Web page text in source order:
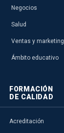
Negocios
Salud
Ventas y marketing
Ámbito educativo
FORMACIÓN
DE CALIDAD
Acreditación